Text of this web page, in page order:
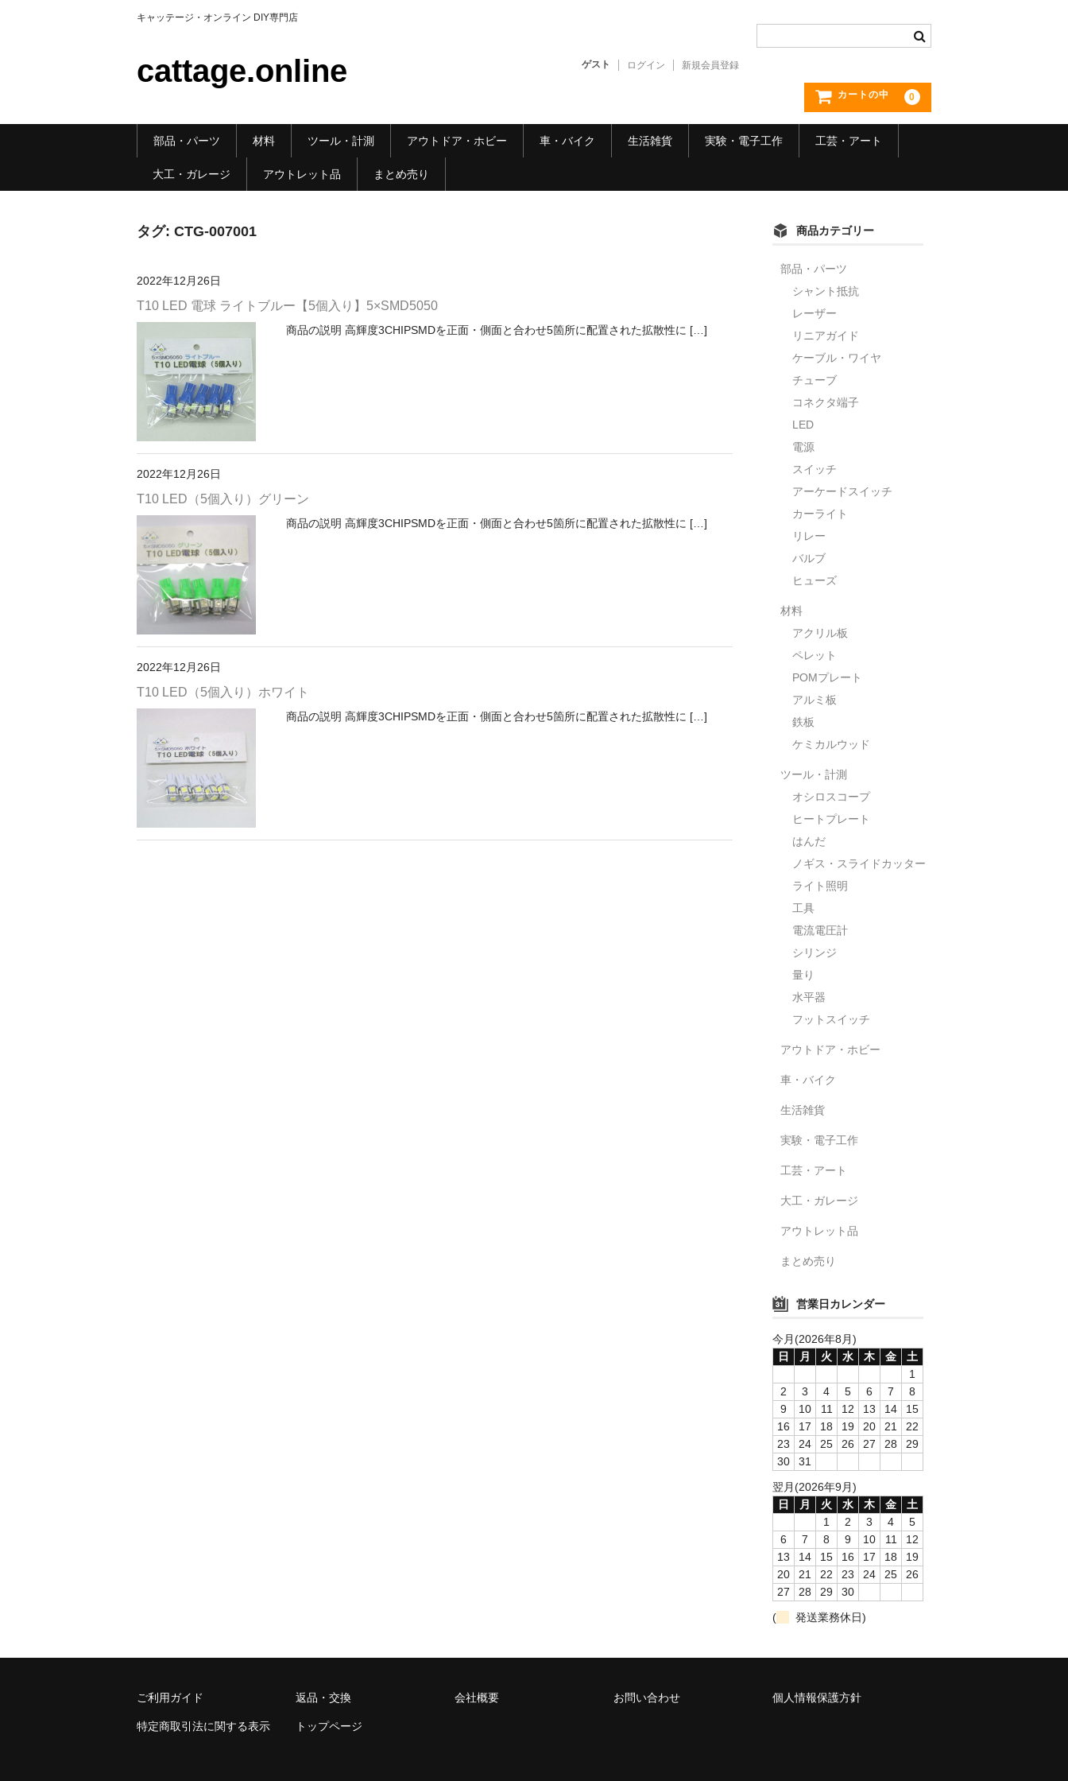
キャッテージ・オンライン DIY専門店
cattage.online ゲスト ログイン 新規会員登録
カートの中 0
部品・パーツ 材料 ツール・計測 アウトドア・ホビー 車・バイク 生活雑貨 実験・電子工作 工芸・アート
大工・ガレージ アウトレット品 まとめ売り
タグ: CTG-007001
2022年12月26日
T10 LED 電球 ライトブルー【5個入り】5×SMD5050
商品の説明 高輝度3CHIPSMDを正面・側面と合わせ5箇所に配置された拡散性に […]
2022年12月26日
T10 LED（5個入り）グリーン
商品の説明 高輝度3CHIPSMDを正面・側面と合わせ5箇所に配置された拡散性に […]
2022年12月26日
T10 LED（5個入り）ホワイト
商品の説明 高輝度3CHIPSMDを正面・側面と合わせ5箇所に配置された拡散性に […]
商品カテゴリー
部品・パーツ
シャント抵抗
レーザー
リニアガイド
ケーブル・ワイヤ
チューブ
コネクタ端子
LED
電源
スイッチ
アーケードスイッチ
カーライト
リレー
バルブ
ヒューズ
材料
アクリル板
ペレット
POMプレート
アルミ板
鉄板
ケミカルウッド
ツール・計測
オシロスコープ
ヒートプレート
はんだ
ノギス・スライドカッター
ライト照明
工具
電流電圧計
シリンジ
量り
水平器
フットスイッチ
アウトドア・ホビー
車・バイク
生活雑貨
実験・電子工作
工芸・アート
大工・ガレージ
アウトレット品
まとめ売り
営業日カレンダー
今月(2026年8月)
日
月 火 水 木 金
土
1
2
3 4 5 6 7
8
9
10 11 12 13 14
15
16
17 18 19 20 21
22
23
24 25 26 27 28
29
30
31
翌月(2026年9月)
日
月 火 水 木 金
土
1
2 3 4
5
6
7 8 9 10 11
12
13
14 15 16 17 18
19
20
21 22 23 24 25
26
27
28 29
30
(
発送業務休日)
ご利用ガイド 返品・交換 会社概要 お問い合わせ 個人情報保護方針
特定商取引法に関する表示 トップページ